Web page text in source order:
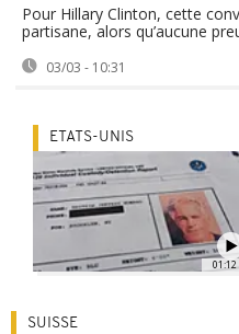
Pour Hillary Clinton, cette
partisane, alors qu’aucune
03/03 - 10:31
01:12
ETATS-UNIS
SUISSE